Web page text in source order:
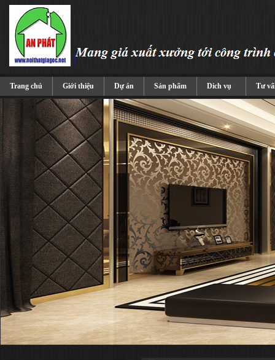
Trang chủ Giới thiệu Dự án Sản phẩm Dich vụ Tư